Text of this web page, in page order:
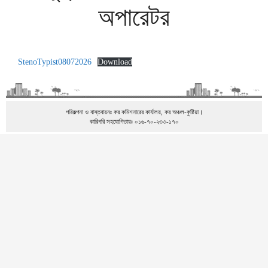
অপারেটর
StenoTypist08072026 Download
পরিকল্পনা ও বাস্তবায়নঃ কর কমিশনারের কার্যালয়, কর অঞ্চল-কুষ্টিয়া।
কারিগরি সহযোগিতায়ঃ ০১৬-৭০-২৩৩-১৭০